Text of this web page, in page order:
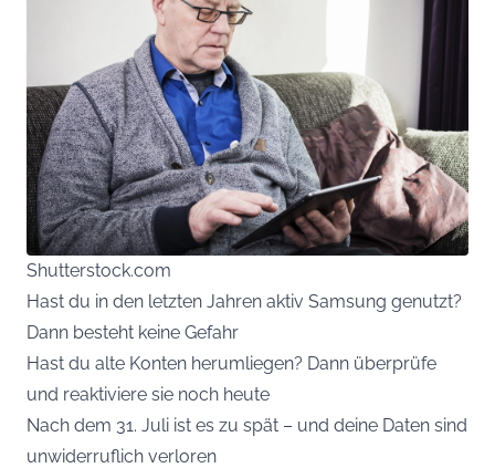
Shutterstock.com
Hast du in den letzten Jahren aktiv Samsung genutzt?
Dann besteht keine Gefahr
Hast du alte Konten herumliegen? Dann überprüfe
und reaktiviere sie noch heute
Nach dem 31. Juli ist es zu spät – und deine Daten sind
unwiderruflich verloren